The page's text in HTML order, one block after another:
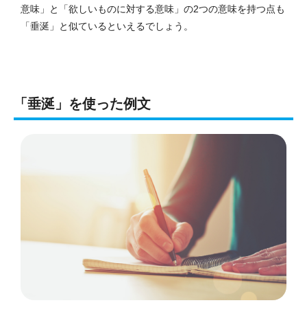
意味」と「欲しいものに対する意味」の2つの意味を持つ点も
「垂涎」と似ているといえるでしょう。
「垂涎」を使った例文